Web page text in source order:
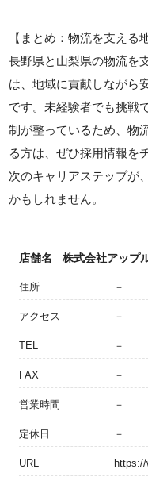
【まとめ：物流を支える
長野県と山梨県の物流を
は、地域に貢献しながら
です。未経験者でも挑戦
制が整っているため、物
る方は、ぜひ採用情報を
次のキャリアステップが
かもしれません。
店舗名 株式会社アップ
住所 －
アクセス －
TEL －
FAX －
営業時間 －
定休日 －
URL